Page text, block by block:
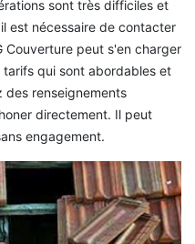
sont très difficiles et
est nécessaire de contacter
Couverture peut s'en charger
qui sont abordables et
des renseignements
directement. Il peut
engagement.